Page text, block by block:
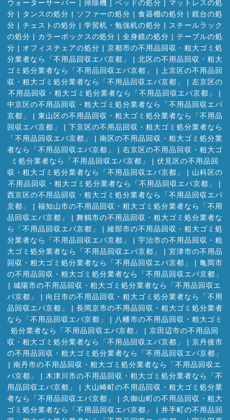
ウォーターサーバー | 掃除機 | ベッドの処分 | マットレスの処
分 | タンスの処分 | ソファーの処分 | 食器棚の処分 | 鏡台の処
分 | チェストの処分 | 学習机・勉強机の処分 | スチールラック
の処分 | カラーボックスの処分 | 全身鏡の処分 | テーブルの処
分 | オフィスチェアの処分 | 京都市の不用品回収・粗大ゴミ処
分業者なら「不用品回収エバ京都」
| 北区の不用品回収・粗大
ゴミ処分業者なら「不用品回収エバ京都」
|
上京区の不用品回
収・粗大ゴミ処分業者なら「不用品回収エバ京都」
| 左京区の
不用品回収・粗大ゴミ処分業者なら「不用品回収エバ京都」
|
中京区の不用品回収・粗大ゴミ処分業者なら「不用品回収エバ
京都」
| 東山区の不用品回収・粗大ゴミ処分業者なら「不用品
回収エバ京都」
| 下京区の不用品回収・粗大ゴミ処分業者なら
「不用品回収エバ京都」
| 南区の不用品回収・粗大ゴミ処分業
者なら「不用品回収エバ京都」
| 右京区の不用品回収・粗大ゴ
ミ処分業者なら「不用品回収エバ京都」
| 伏見区の不用品回
収・粗大ゴミ処分業者なら「不用品回収エバ京都」
| 山科区の
不用品回収・粗大ゴミ処分業者なら「不用品回収エバ京都」
|
西京区の不用品回収・粗大ゴミ処分業者なら「不用品回収エバ
京都」
| 福知山市の不用品回収・粗大ゴミ処分業者なら「不用
品回収エバ京都」
| 舞鶴市の不用品回収・粗大ゴミ処分業者な
ら「不用品回収エバ京都」
| 綾部市の不用品回収・粗大ゴミ処
分業者なら「不用品回収エバ京都」
| 宇治市の不用品回収・粗
大ゴミ処分業者なら「不用品回収エバ京都」
| 宮津市の不用品
回収・粗大ゴミ処分業者なら「不用品回収エバ京都」
| 亀岡市
の不用品回収・粗大ゴミ処分業者なら「不用品回収エバ京都」
| 城陽市の不用品回収・粗大ゴミ処分業者なら「不用品回収エ
バ京都」
| 向日市の不用品回収・粗大ゴミ処分業者なら「不用
品回収エバ京都」
| 長岡京市の不用品回収・粗大ゴミ処分業者
なら「不用品回収エバ京都」
| 八幡市の不用品回収・粗大ゴミ
処分業者なら「不用品回収エバ京都」
| 京田辺市の不用品回
収・粗大ゴミ処分業者なら「不用品回収エバ京都」
| 京丹後市
の不用品回収・粗大ゴミ処分業者なら「不用品回収エバ京都」
| 南丹市の不用品回収・粗大ゴミ処分業者なら「不用品回収エ
バ京都」
| 木津川市の不用品回収・粗大ゴミ処分業者なら「不
用品回収エバ京都」
| 大山崎町の不用品回収・粗大ゴミ処分業
者なら「不用品回収エバ京都」
| 久御山町の不用品回収・粗大
ゴミ処分業者なら「不用品回収エバ京都」
| 井手町の不用品回